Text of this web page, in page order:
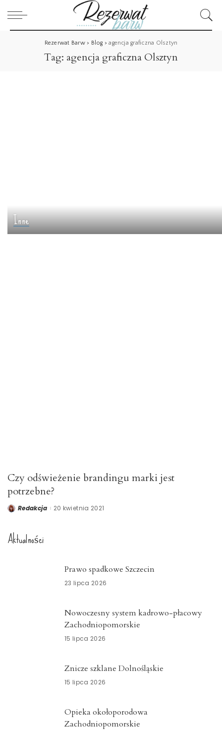
Rezerwat Barw> Blog >agencja graficzna Olsztyn
Tag: agencja graficzna Olsztyn
Inne
Czy odświeżenie brandingu marki jest
potrzebne?
PostedRedakcja 20 kwietnia 2021
Aktualności
Prawo spadkowe Szczecin
23 lipca 2026
Nowoczesny system kadrowo-płacowy
Zachodniopomorskie
15 lipca 2026
Znicze szklane Dolnośląskie
15 lipca 2026
Opieka okołoporodowa
Zachodniopomorskie